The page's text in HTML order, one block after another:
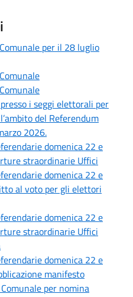
per il 28 luglio
i seggi elettorali per
del Referendum
2026.
domenica 22 e
straordinarie Uffici
domenica 22 e
al voto per gli elettori
domenica 22 e
straordinarie Uffici
domenica 22 e
manifesto
per nomina